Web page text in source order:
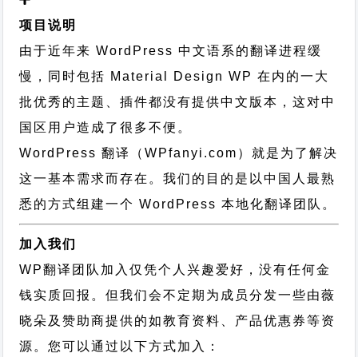
项目说明
由于近年来 WordPress 中文语系的翻译进程缓
慢，同时包括 Material Design WP 在内的一大
批优秀的主题、插件都没有提供中文版本，这对中
国区用户造成了很多不便。
WordPress 翻译（WPfanyi.com） 就是为了解决
这一基本需求而存在。我们的目的是以中国人最熟
悉的方式组建一个 WordPress 本地化翻译团队。
加入我们
WP翻译团队加入仅凭个人兴趣爱好，没有任何金
钱实质回报。但我们会不定期为成员分发一些由薇
晓朵及赞助商提供的如教育资料、产品优惠券等资
源。您可以通过以下方式加入：